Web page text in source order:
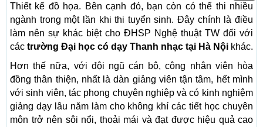
Thiết kế đồ họa. Bên cạnh đó, bạn còn có thể thi nhiều
ngành trong một lần khi thi tuyển sinh. Đây chính là điều
làm nên sự khác biệt cho ĐHSP Nghệ thuật TW đối với
các trường Đại học có dạy Thanh nhạc tại Hà Nội khác.
Hơn thế nữa, với đội ngũ cán bộ, công nhân viên hòa
đồng thân thiện, nhất là dàn giảng viên tận tâm, hết mình
với sinh viên, tác phong chuyên nghiệp và có kinh nghiệm
giảng dạy lâu năm làm cho không khí các tiết học chuyên
môn trở nên sôi nổi, thoải mái và đạt được hiệu quả cao